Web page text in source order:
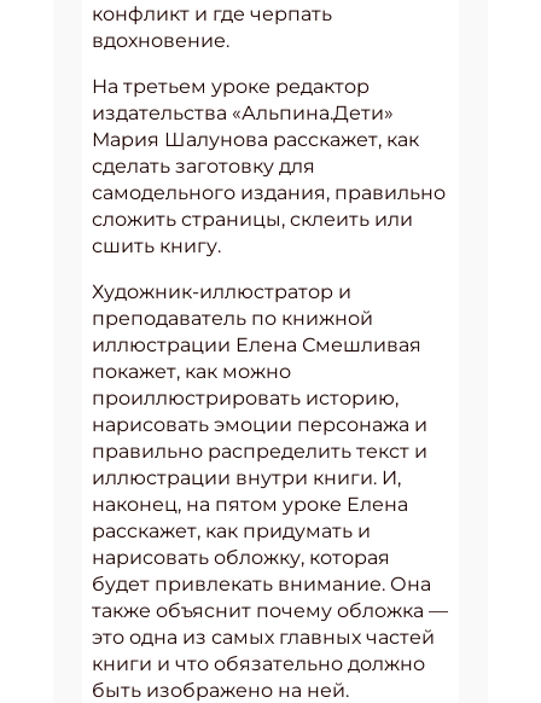
конфликт и где черпать
вдохновение.
На третьем уроке редактор
издательства «Альпина.Дети»
Мария Шалунова расскажет, как
сделать заготовку для
самодельного издания, правильно
сложить страницы, склеить или
сшить книгу.
Художник-иллюстратор и
преподаватель по книжной
иллюстрации Елена Смешливая
покажет, как можно
проиллюстрировать историю,
нарисовать эмоции персонажа и
правильно распределить текст и
иллюстрации внутри книги. И,
наконец, на пятом уроке Елена
расскажет, как придумать и
нарисовать обложку, которая
будет привлекать внимание. Она
также объяснит почему обложка —
это одна из самых главных частей
книги и что обязательно должно
быть изображено на ней.